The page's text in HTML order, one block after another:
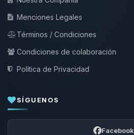
Menciones Legales
Términos / Condiciones
Condiciones de colaboración
Política de Privacidad
SÍGUENOS
Facebook